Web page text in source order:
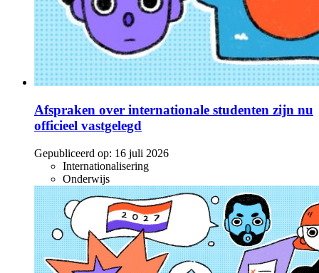
Afspraken over internationale studenten zijn nu
officieel vastgelegd
Gepubliceerd op: 16 juli 2026
Internationalisering
Onderwijs